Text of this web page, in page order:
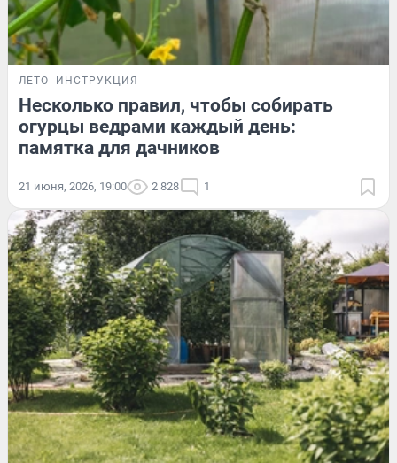
ЛЕТО ИНСТРУКЦИЯ
Несколько правил, чтобы собирать
огурцы ведрами каждый день:
памятка для дачников
21 июня, 2026, 19:00 2 828 1